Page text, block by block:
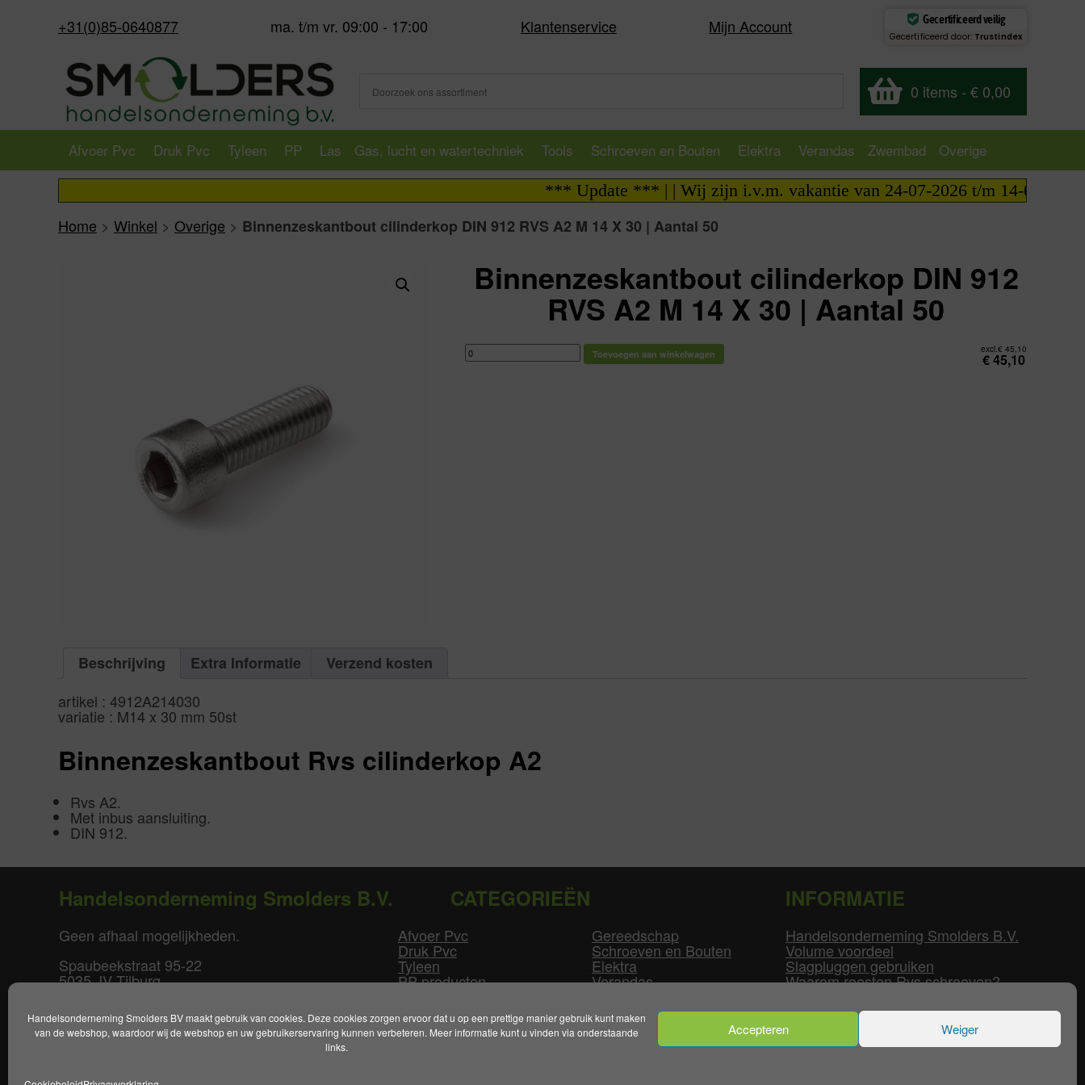
Handelsonderneming Smolders BV maakt gebruik van cookies. Deze cookies zorgen ervoor dat u op een prettige manier gebruik kunt maken
van de webshop, waardoor wij de webshop en uw gebruikerservaring kunnen verbeteren. Meer informatie kunt u vinden via onderstaande
links.
Accepteren Weiger
+31(0)85-0640877 ma. t/m vr. 09:00 - 17:00 Klantenservice Mijn Account Gecertificeerd veilig
Gecertificeerd door: Trustindex
0 items - € 0,00
Afvoer Pvc Druk Pvc Tyleen PP Las Gas, lucht en watertechniek Tools Schroeven en Bouten Elektra Verandas Zwembad
Overige
*** Update *** | | Wij zijn i.v.m. vakantie van 24-07-2026 t/m 14-08-2026
Home > Winkel > Overige > Binnenzeskantbout cilinderkop DIN 912 RVS A2 M 14 X 30 | Aantal 50
Binnenzeskantbout cilinderkop DIN 912
RVS A2 M 14 X 30 | Aantal 50
excl.€ 45,10
€45,10
Binnenzeskantbout
cilinderkop
DIN
Toevoegen aan winkelwagen
Beschrijving Extra Informatie
Verzend kosten
artikel : 4912A214030
variatie : M14 x 30 mm 50st
Binnenzeskantbout Rvs cilinderkop A2
Rvs A2.
Met inbus aansluiting.
DIN 912.
Handelsonderneming Smolders B.V.
Geen afhaal mogelijkheden.
Spaubeekstraat 95-22
5035 JV Tilburg
T. +31(0)85-0640877
E.info@smoldersbv.nl
CATEGORIEËN
Afvoer Pvc
Druk Pvc
Tyleen
PP producten
GLW producten
Gereedschap
Schroeven en Bouten
Elektra
Verandas
Overige
INFORMATIE
Handelsonderneming Smolders B.V.
Volume voordeel
Slagpluggen gebruiken
Waarom roesten Rvs schroeven?
Pvc-buizen diameters
Flenzen tabel
|Algemene Voorwaarden